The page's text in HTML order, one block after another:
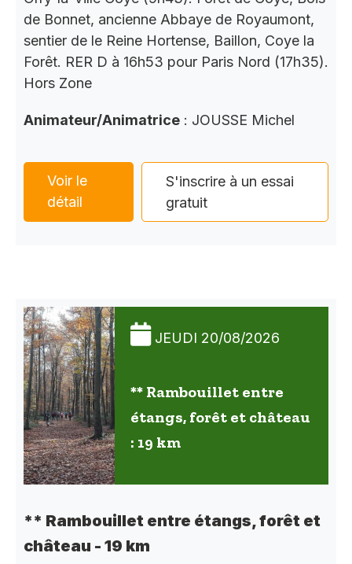
de Bonnet, ancienne Abbaye de Royaumont,
sentier de le Reine Hortense, Baillon, Coye la
Forêt. RER D à 16h53 pour Paris Nord (17h35).
Hors Zone
Animateur/Animatrice : JOUSSE Michel
Voir le
détail
S'inscrire à un essai
gratuit
JEUDI 20/08/2026
** Rambouillet entre
étangs, forêt et château
: 19 km
** Rambouillet entre étangs, forêt et
château - 19 km